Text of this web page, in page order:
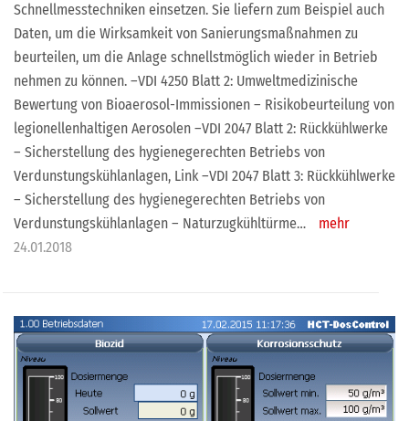
Schnellmesstechniken einsetzen. Sie liefern zum Beispiel auch
Daten, um die Wirksamkeit von Sanierungsmaßnahmen zu
beurteilen, um die Anlage schnellstmöglich wieder in Betrieb
nehmen zu können. –VDI 4250 Blatt 2: Umweltmedizinische
Bewertung von Bioaerosol-Immissionen – Risikobeurteilung von
legionellenhaltigen Aerosolen –VDI 2047 Blatt 2: Rückkühlwerke
– Sicherstellung des hygienegerechten Betriebs von
Verdunstungskühlanlagen, Link –VDI 2047 Blatt 3: Rückkühlwerke
– Sicherstellung des hygienegerechten Betriebs von
Verdunstungskühlanlagen – Naturzugkühltürme…
mehr
24.01.2018